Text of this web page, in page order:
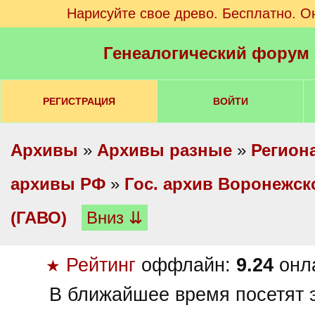
Нарисуйте свое древо. Бесплатно.
Генеалогический
РЕГИСТРАЦИЯ ВОЙТИ
Архивы » Архивы разные »
архивы РФ » Гос. архив
(ГАВО)
Вниз ⇊
★ Рейтинг оффлайн: 9.24
В ближайшее время посетят